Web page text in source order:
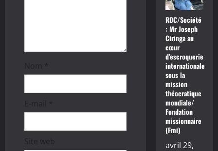
l
e
Nom *
E-mail *
Site web
RDC/Société
: Mr Joseph
Ciringa au
cœur
d’escroquerie
internationale
sous la
mission
théocratique
mondiale/
Fondation
missionnaire
(Fmi)
avril 29,